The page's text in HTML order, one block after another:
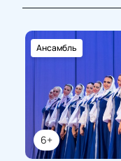
6+
Ансамбль